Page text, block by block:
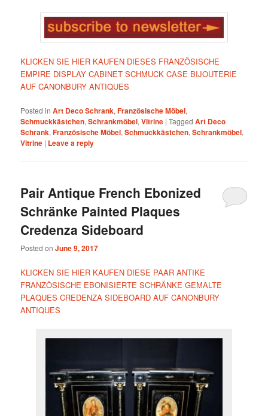
KLICKEN SIE HIER KAUFEN DIESES FRANZÖSISCHE
EMPIRE DISPLAY CABINET SCHMUCK CASE BIJOUTERIE
AUF CANONBURY ANTIQUES
Posted in Art Deco Schrank,Französische Möbel,
Schmuckkästchen,Schrankmöbel,Vitrine |Tagged Art Deco
Schrank,Französische Möbel,Schmuckkästchen,Schrankmöbel,
Vitrine | Leave a reply
Pair Antique French Ebonized
Schränke Painted Plaques
Credenza Sideboard
Posted onJune 9, 2017
KLICKEN SIE HIER KAUFEN DIESE PAAR ANTIKE
FRANZÖSISCHE EBONISIERTE SCHRÄNKE GEMALTE
PLAQUES CREDENZA SIDEBOARD AUF CANONBURY
ANTIQUES